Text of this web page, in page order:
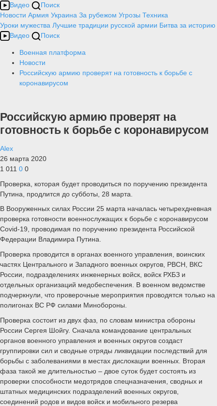
Видео
Поиск
Новости Армия Украина За рубежом Угрозы Техника
Уроки мужества Лучшие традиции русской армии Битва за историю
Видео
Поиск
Военная платформа
Новости
Российскую армию проверят на готовность к борьбе с
коронавирусом
Российскую армию проверят на
готовность к борьбе с коронавирусом
Alex
26 марта 2020
1 011 0 0
Проверка, которая будет проводиться по поручению президента
Путина, продлится до субботы, 28 марта.
В Вооруженных силах России 25 марта началась четырехдневная
проверка готовности военнослужащих к борьбе с коронавирусом
Covid-19, проводимая по поручению президента Российской
Федерации Владимира Путина.
Проверка проводится в органах военного управления, воинских
частях Центрального и Западного военных округов, РВСН, ВКС
России, подразделениях инженерных войск, войск РХБЗ и
отдельных организаций медобеспечения. В военном ведомстве
подчеркнули, что проверочные мероприятия проводятся только на
полигонах ВС РФ силами Минобороны.
Проверка состоит из двух фаз, по словам министра обороны
России Сергея Шойгу. Сначала командование центральных
органов военного управления и военных округов создаст
группировки сил и сводные отряды ликвидации последствий для
борьбы с заболеваниями в местах дислокации военных. Вторая
фаза такой же длительностью – двое суток будет состоять из
проверки способности медотрядов спецназначения, сводных и
штатных медицинских подразделений военных округов,
соединений родов и видов войск и мобильного резерва